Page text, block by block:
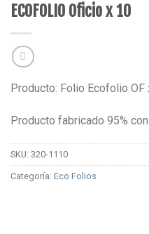
ECOFOLIO Oficio x 10
Producto: Folio Ecofolio OF
Producto fabricado 95%
SKU: 320-1110
Categoría: Eco Folios